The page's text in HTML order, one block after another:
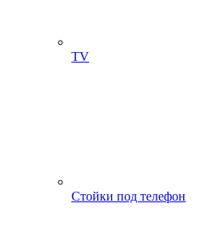
ТV
Стойки под телефон